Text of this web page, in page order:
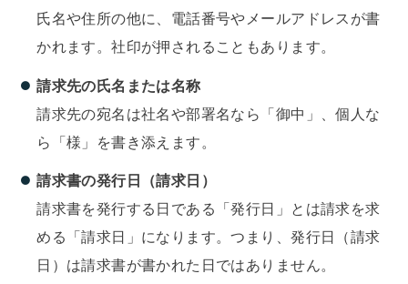
氏名や住所の他に、電話番号やメールアドレスが書
かれます。社印が押されることもあります。
請求先の氏名または名称
請求先の宛名は社名や部署名なら「御中」、個人な
ら「様」を書き添えます。
請求書の発行日（請求日）
請求書を発行する日である「発行日」とは請求を求
める「請求日」になります。つまり、発行日（請求
日）は請求書が書かれた日ではありません。